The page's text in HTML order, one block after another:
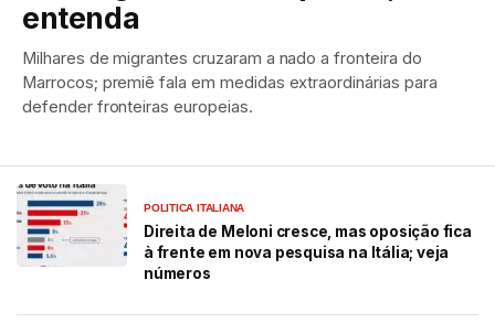
entenda
Milhares de migrantes cruzaram a nado a fronteira do
Marrocos; premiê fala em medidas extraordinárias para
defender fronteiras europeias.
POLITICA ITALIANA
Direita de Meloni cresce, mas oposição fica
à frente em nova pesquisa na Itália; veja
números